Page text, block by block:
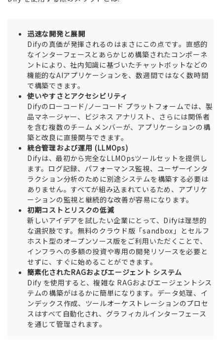
迅速な開発と展開
Difyの真価が発揮されるのはまさにこの点です。直感的
なインターフェースとあらかじめ構築されたコンポーネ
ントにより、社内知識に基づいたチャットボットなどの
機能的なAIアプリケーションを、数週間ではなく数時間
で構築できます。
使いやすさとアクセシビリティ
Difyのローコード/ノーコード プラットフォームでは、製
品マネージャー、ビジネス アナリスト、さらには関係者
を含む複数のチーム メンバーが、アプリケーションの構
築と改良に直接関与できます。
統合管理および運用 (LLMOps)
Difyは、最初から完全なLLMOpsツールセットを提供し
ます。ログ記録、パフォーマンス監視、ユーザーインタ
ラクション分析のために別途システムを構築する必要は
ありません。すべてが組み込まれているため、アプリケ
ーションの監視と継続的な改善が容易になります。
初期コストとリスクの低減
新しいアイデアを試したい企業にとって、Difyは理想的
な選択肢です。無料のクラウド版「sandbox」とセルフ
ホスト型のオープンソース版をご利用いただくことで、
インフラへの多額の投資や専用の開発リソースを必要と
せずに、すぐに始めることができます。
簡素化されたRAGおよびエージェント システム
Dify を使用すると、複雑な RAGおよびエージェントシス
テムの構築がはるかに簡単になります。データ処理、イ
ンデックス作成、ツールオーケストレーションのプロセ
スはすべて自動化され、グラフィカルインターフェース
を通じて管理されます。